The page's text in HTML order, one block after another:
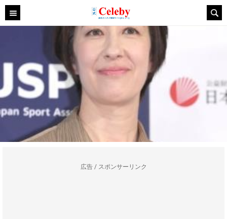
広告 / スポンサーリンク